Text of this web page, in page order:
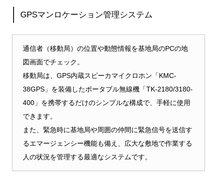
GPSマンロケーション管理システム
通信者（移動局）の位置や動態情報を基地局のPCの地
図画面でチェック。
移動局は、GPS内蔵スピーカマイクロホン「KMC-
38GPS」を装備したポータブル無線機「TK-2180/3180-
400」を携帯するだけのシンプルな構成で、手軽に使用
できます。
また、緊急時に基地局や周囲の仲間に緊急信号を送信す
るエマージェンシー機能も備え、広大な敷地で作業する
人の状況を管理する最適なシステムです。